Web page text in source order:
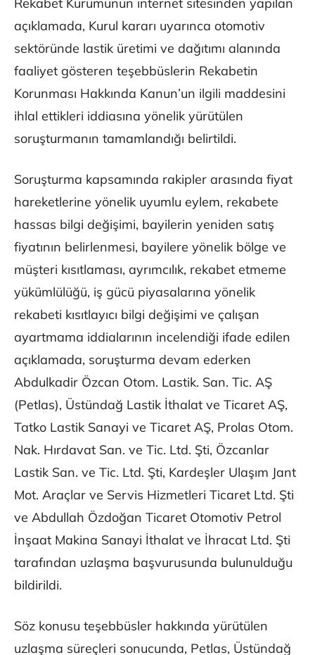
açıklamada, Kurul kararı uyarınca otomotiv
sektöründe lastik üretimi ve dağıtımı alanında
faaliyet gösteren teşebbüslerin Rekabetin
Korunması Hakkında Kanun’un ilgili maddesini
ihlal ettikleri iddiasına yönelik yürütülen
soruşturmanın tamamlandığı belirtildi.
Soruşturma kapsamında rakipler arasında fiyat
hareketlerine yönelik uyumlu eylem, rekabete
hassas bilgi değişimi, bayilerin yeniden satış
fiyatının belirlenmesi, bayilere yönelik bölge ve
müşteri kısıtlaması, ayrımcılık, rekabet etmeme
yükümlülüğü, iş gücü piyasalarına yönelik
rekabeti kısıtlayıcı bilgi değişimi ve çalışan
ayartmama iddialarının incelendiği ifade edilen
açıklamada, soruşturma devam ederken
Abdulkadir Özcan Otom. Lastik. San. Tic. AŞ
(Petlas), Üstündağ Lastik İthalat ve Ticaret AŞ,
Tatko Lastik Sanayi ve Ticaret AŞ, Prolas Otom.
Nak. Hırdavat San. ve Tic. Ltd. Şti, Özcanlar
Lastik San. ve Tic. Ltd. Şti, Kardeşler Ulaşım Jant
Mot. Araçlar ve Servis Hizmetleri Ticaret Ltd. Şti
ve Abdullah Özdoğan Ticaret Otomotiv Petrol
İnşaat Makina Sanayi İthalat ve İhracat Ltd. Şti
tarafından uzlaşma başvurusunda bulunulduğu
bildirildi.
Söz konusu teşebbüsler hakkında yürütülen
uzlaşma süreçleri sonucunda, Petlas, Üstündağ